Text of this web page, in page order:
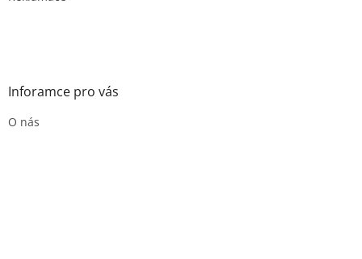
Inforamce pro vás
O nás